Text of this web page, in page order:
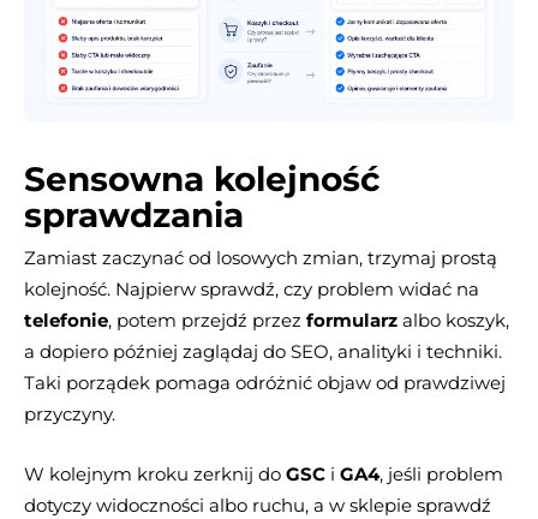
Sensowna kolejność
sprawdzania
Zamiast zaczynać od losowych zmian, trzymaj prostą
kolejność. Najpierw sprawdź, czy problem widać na
telefonie, potem przejdź przez formularz albo koszyk,
a dopiero później zaglądaj do SEO, analityki i techniki.
Taki porządek pomaga odróżnić objaw od prawdziwej
przyczyny.
W kolejnym kroku zerknij do GSC i GA4, jeśli problem
dotyczy widoczności albo ruchu, a w sklepie sprawdź